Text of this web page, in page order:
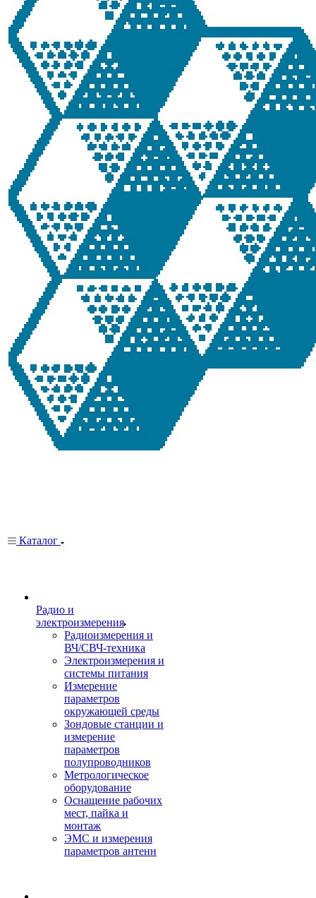
Каталог
Радио и
электроизмерения
Радиоизмерения и
ВЧ/СВЧ-техника
Электроизмерения и
системы питания
Измерение
параметров
окружающей среды
Зондовые станции и
измерение
параметров
полупроводников
Метрологическое
оборудование
Оснащение рабочих
мест, пайка и
монтаж
ЭМС и измерения
параметров антенн